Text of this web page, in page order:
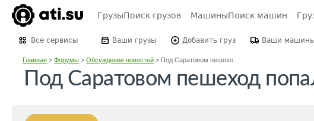
ГрузыПоиск грузов МашиныПоиск машин
Все сервисы Ваши грузы Добавить груз Ваши
Главная >Форумы >Обсуждение новостей > Под Саратовом пешехо...
Под Саратовом пешеход